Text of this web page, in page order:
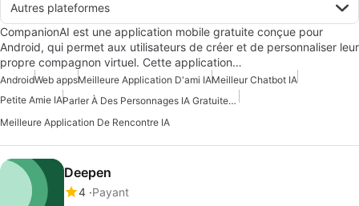
Autres plateformes
CompanionAI est une application mobile gratuite conçue pour
Android, qui permet aux utilisateurs de créer et de personnaliser leur
propre compagnon virtuel. Cette application…
AndroidWeb appsMeilleure Application D'ami IAMeilleur Chatbot IA
Petite Amie IA
Parler À Des Personnages IA Gratuitement
Meilleure Application De Rencontre IA
Deepen
4 Payant